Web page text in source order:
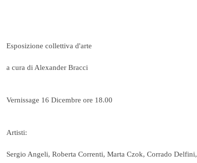
Esposizione collettiva d'arte
a cura di Alexander Bracci
Vernissage 16 Dicembre ore 18.00
Artisti:
Sergio Angeli, Roberta Correnti, Marta Czok, Corrado Delfini,